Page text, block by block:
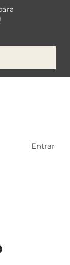
Entrar